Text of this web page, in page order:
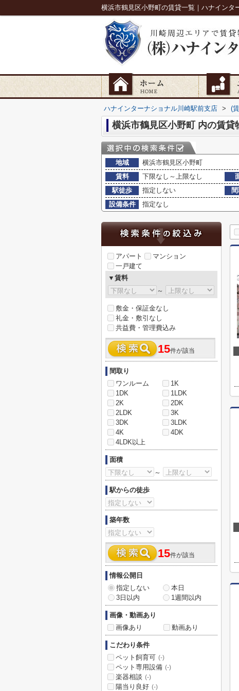
横浜市鶴見区小野町の賃貸一覧｜ハナインタ
ハナインターナショナル川崎駅前支店 > (
横浜市鶴見区小野町 内の賃貸
地域
横浜市鶴見区小野町
賃料
下限なし～上限なし
駅徒歩
指定しない
設備条件
指定なし
アパート
マンション
一戸建て
▼賃料
～
敷金・保証金なし
礼金・敷引なし
共益費・管理費込み
15件が該当
間取り
ワンルーム
1K
1DK
1LDK
2K
2DK
2LDK
3K
3DK
3LDK
4K
4DK
4LDK以上
面積
～
駅からの徒歩
築年数
15件が該当
情報公開日
指定しない
本日
3日以内
1週間以内
画像・動画あり
画像あり
動画あり
こだわり条件
ペット飼育可 (-)
ペット専用設備 (-)
楽器相談 (-)
陽当り良好 (-)